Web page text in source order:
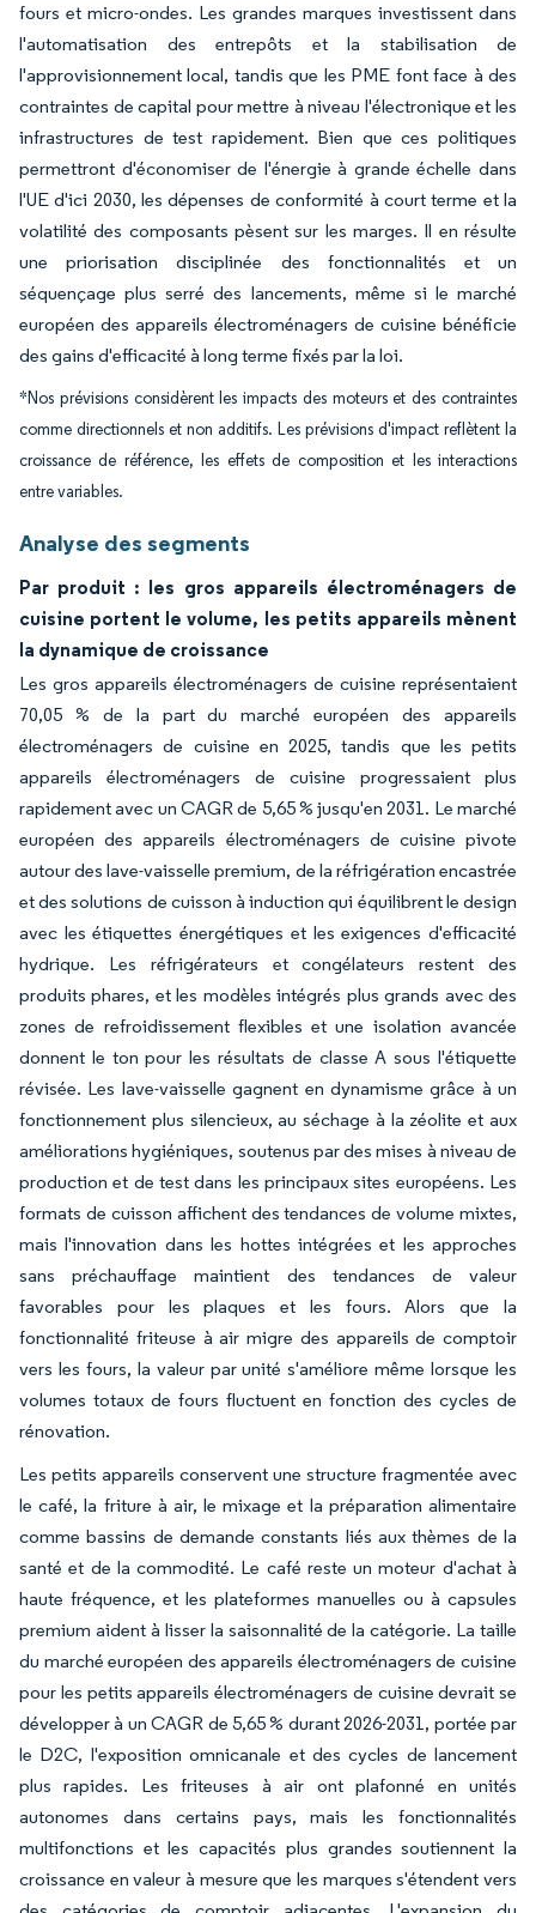
fours et micro-ondes. Les grandes marques investissent dans
l'automatisation des entrepôts et la stabilisation de
l'approvisionnement local, tandis que les PME font face à des
contraintes de capital pour mettre à niveau l'électronique et les
infrastructures de test rapidement. Bien que ces politiques
permettront d'économiser de l'énergie à grande échelle dans
l'UE d'ici 2030, les dépenses de conformité à court terme et la
volatilité des composants pèsent sur les marges. Il en résulte
une priorisation disciplinée des fonctionnalités et un
séquençage plus serré des lancements, même si le marché
européen des appareils électroménagers de cuisine bénéficie
des gains d'efficacité à long terme fixés par la loi.
*Nos prévisions considèrent les impacts des moteurs et des contraintes
comme directionnels et non additifs. Les prévisions d'impact reflètent la
croissance de référence, les effets de composition et les interactions
entre variables.
Analyse des segments
Par produit : les gros appareils électroménagers de
cuisine portent le volume, les petits appareils mènent
la dynamique de croissance
Les gros appareils électroménagers de cuisine représentaient
70,05 % de la part du marché européen des appareils
électroménagers de cuisine en 2025, tandis que les petits
appareils électroménagers de cuisine progressaient plus
rapidement avec un CAGR de 5,65 % jusqu'en 2031. Le marché
européen des appareils électroménagers de cuisine pivote
autour des lave-vaisselle premium, de la réfrigération encastrée
et des solutions de cuisson à induction qui équilibrent le design
avec les étiquettes énergétiques et les exigences d'efficacité
hydrique. Les réfrigérateurs et congélateurs restent des
produits phares, et les modèles intégrés plus grands avec des
zones de refroidissement flexibles et une isolation avancée
donnent le ton pour les résultats de classe A sous l'étiquette
révisée. Les lave-vaisselle gagnent en dynamisme grâce à un
fonctionnement plus silencieux, au séchage à la zéolite et aux
améliorations hygiéniques, soutenus par des mises à niveau de
production et de test dans les principaux sites européens. Les
formats de cuisson affichent des tendances de volume mixtes,
mais l'innovation dans les hottes intégrées et les approches
sans préchauffage maintient des tendances de valeur
favorables pour les plaques et les fours. Alors que la
fonctionnalité friteuse à air migre des appareils de comptoir
vers les fours, la valeur par unité s'améliore même lorsque les
volumes totaux de fours fluctuent en fonction des cycles de
rénovation.
Les petits appareils conservent une structure fragmentée avec
le café, la friture à air, le mixage et la préparation alimentaire
comme bassins de demande constants liés aux thèmes de la
santé et de la commodité. Le café reste un moteur d'achat à
haute fréquence, et les plateformes manuelles ou à capsules
premium aident à lisser la saisonnalité de la catégorie. La taille
du marché européen des appareils électroménagers de cuisine
pour les petits appareils électroménagers de cuisine devrait se
développer à un CAGR de 5,65 % durant 2026-2031, portée par
le D2C, l'exposition omnicanale et des cycles de lancement
plus rapides. Les friteuses à air ont plafonné en unités
autonomes dans certains pays, mais les fonctionnalités
multifonctions et les capacités plus grandes soutiennent la
croissance en valeur à mesure que les marques s'étendent vers